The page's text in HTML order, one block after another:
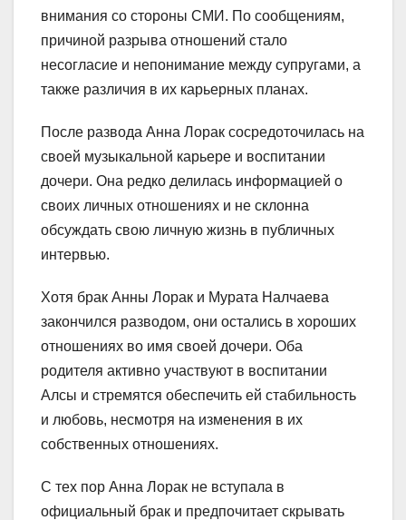
внимания со стороны СМИ. По сообщениям,
причиной разрыва отношений стало
несогласие и непонимание между супругами, а
также различия в их карьерных планах.
После развода Анна Лорак сосредоточилась на
своей музыкальной карьере и воспитании
дочери. Она редко делилась информацией о
своих личных отношениях и не склонна
обсуждать свою личную жизнь в публичных
интервью.
Хотя брак Анны Лорак и Мурата Налчаева
закончился разводом, они остались в хороших
отношениях во имя своей дочери. Оба
родителя активно участвуют в воспитании
Алсы и стремятся обеспечить ей стабильность
и любовь, несмотря на изменения в их
собственных отношениях.
С тех пор Анна Лорак не вступала в
официальный брак и предпочитает скрывать